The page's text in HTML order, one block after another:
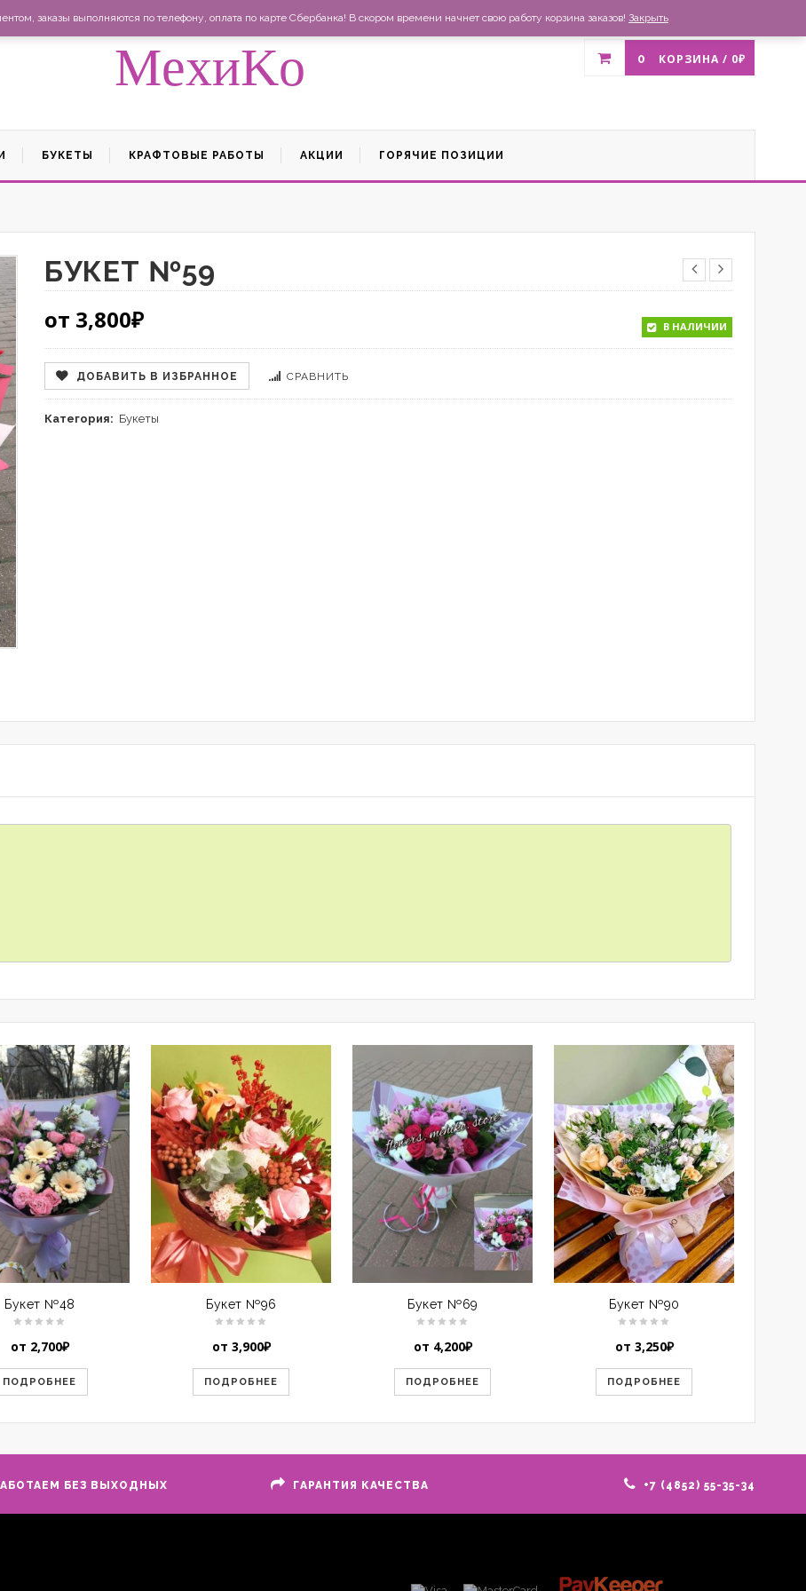
Магазин Доставка и оплата Список желаний
MexиKo 0 КОРЗИНА / 0₽
БУКЕТЫ КРАФТОВЫЕ РАБОТЫ АКЦИИ ГОРЯЧИЕ ПОЗИЦИИ
БУКЕТ №59
от 3,800₽ В НАЛИЧИИ
ДОБАВИТЬ В ИЗБРАННОЕ СРАВНИТЬ
Категория: Букеты
Букет №48
от 2,700₽
ПОДРОБНЕЕ
Букет №96
от 3,900₽
ПОДРОБНЕЕ
Букет №69
от 4,200₽
ПОДРОБНЕЕ
Букет №90
от 3,250₽
ПОДРОБНЕЕ
БЕЗ ВЫХОДНЫХ ГАРАНТИЯ КАЧЕСТВА +7 (4852) 55-35-34
заказы выполняются по телефону, оплата по карте Сбербанка! В скором времени начнет свою работу корзина заказов! Закрыть